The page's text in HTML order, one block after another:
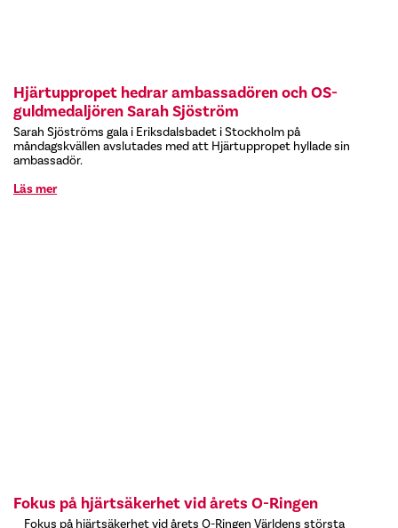
Hjärtuppropet hedrar ambassadören och OS-
guldmedaljören Sarah Sjöström
Sarah Sjöströms gala i Eriksdalsbadet i Stockholm på
måndagskvällen avslutades med att Hjärtuppropet hyllade sin
ambassadör.
Läs mer
Fokus på hjärtsäkerhet vid årets O-Ringen
Fokus på hjärtsäkerhet vid årets O-Ringen Världens största